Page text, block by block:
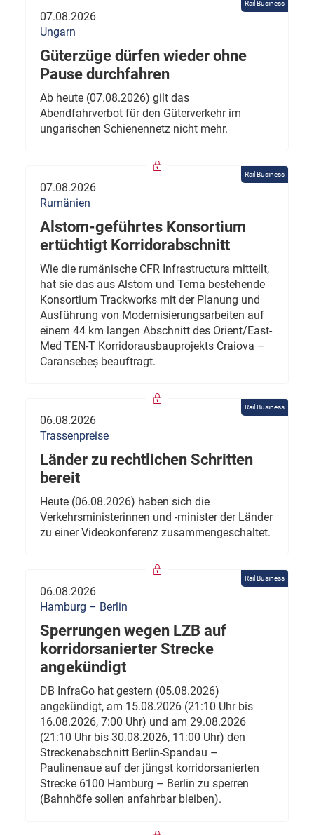
Rail Business
07.08.2026
Ungarn
Güterzüge dürfen wieder ohne
Pause durchfahren
Ab heute (07.08.2026) gilt das
Abendfahrverbot für den Güterverkehr im
ungarischen Schienennetz nicht mehr.
Rail Business
07.08.2026
Rumänien
Alstom-geführtes Konsortium
ertüchtigt Korridorabschnitt
Wie die rumänische CFR Infrastructura mitteilt,
hat sie das aus Alstom und Terna bestehende
Konsortium Trackworks mit der Planung und
Ausführung von Modernisierungsarbeiten auf
einem 44 km langen Abschnitt des Orient/East-
Med TEN-T Korridorausbauprojekts Craiova –
Caransebeș beauftragt.
Rail Business
06.08.2026
Trassenpreise
Länder zu rechtlichen Schritten
bereit
Heute (06.08.2026) haben sich die
Verkehrsministerinnen und -minister der Länder
zu einer Videokonferenz zusammengeschaltet.
Rail Business
06.08.2026
Hamburg – Berlin
Sperrungen wegen LZB auf
korridorsanierter Strecke
angekündigt
DB InfraGo hat gestern (05.08.2026)
angekündigt, am 15.08.2026 (21:10 Uhr bis
16.08.2026, 7:00 Uhr) und am 29.08.2026
(21:10 Uhr bis 30.08.2026, 11:00 Uhr) den
Streckenabschnitt Berlin-Spandau –
Paulinenaue auf der jüngst korridorsanierten
Strecke 6100 Hamburg – Berlin zu sperren
(Bahnhöfe sollen anfahrbar bleiben).